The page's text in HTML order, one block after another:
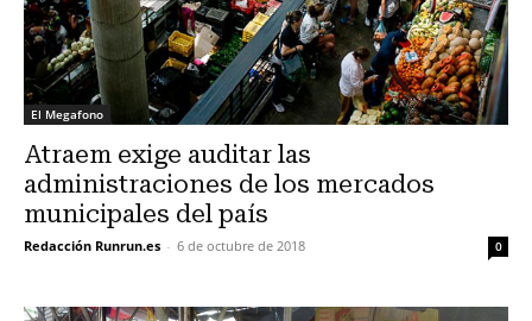
El Megafono
Atraem exige auditar las
administraciones de los mercados
municipales del país
Redacción Runrun.es - 6 de octubre de 2018 0